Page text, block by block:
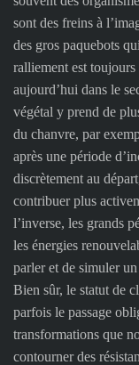
sont des freins à
des gros paquebots
ralliement est
aujourd’hui dans le
végétal y prend de
du chanvre, par
après une période
discrètement au
contribuer plus
l’inverse, les grands
les énergies
parler et de simuler
Bien sûr, le statut de
parfois le passage
transformations que
contourner des